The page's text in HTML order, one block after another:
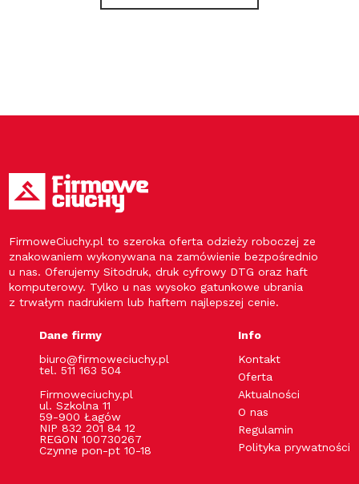
FirmoweCiuchy.pl to szeroka oferta odzieży roboczej ze
znakowaniem wykonywana na zamówienie bezpośrednio
u nas. Oferujemy Sitodruk, druk cyfrowy DTG oraz haft
komputerowy. Tylko u nas wysoko gatunkowe ubrania
z trwałym nadrukiem lub haftem najlepszej cenie.
Dane firmy
biuro@firmoweciuchy.pl
tel. 511 163 504
Firmoweciuchy.pl
ul. Szkolna 11
59-900 Łagów
NIP 832 201 84 12
REGON 100730267
Czynne pon-pt 10-18
Info
Kontakt
Oferta
Aktualności
O nas
Regulamin
Polityka prywatności